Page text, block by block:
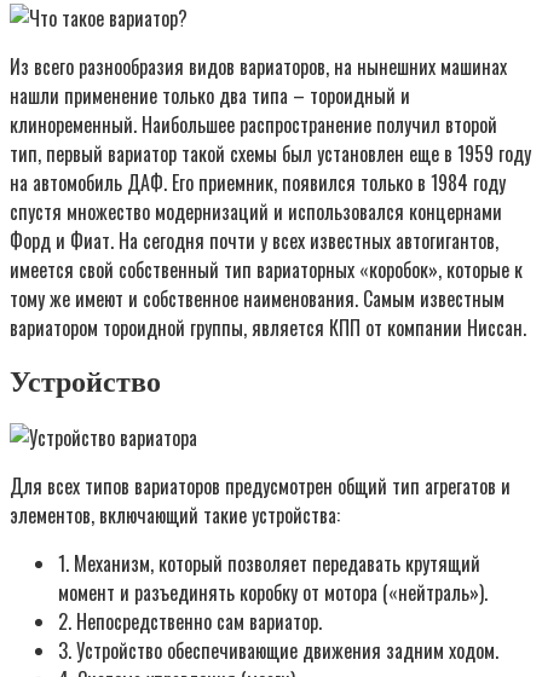
Из всего разнообразия видов вариаторов, на нынешних машинах
нашли применение только два типа – тороидный и
клиноременный. Наибольшее распространение получил второй
тип, первый вариатор такой схемы был установлен еще в 1959 году
на автомобиль ДАФ. Его приемник, появился только в 1984 году
спустя множество модернизаций и использовался концернами
Форд и Фиат. На сегодня почти у всех известных автогигантов,
имеется свой собственный тип вариаторных «коробок», которые к
тому же имеют и собственное наименования. Самым известным
вариатором тороидной группы, является КПП от компании Ниссан.
Устройство
Для всех типов вариаторов предусмотрен общий тип агрегатов и
элементов, включающий такие устройства:
1. Механизм, который позволяет передавать крутящий
момент и разъединять коробку от мотора («нейтраль»).
2. Непосредственно сам вариатор.
3. Устройство обеспечивающие движения задним ходом.